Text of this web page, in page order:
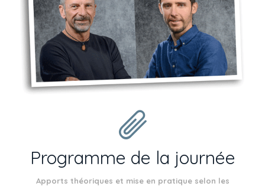
Programme de la journée
Apports théoriques et mise en pratique selon les